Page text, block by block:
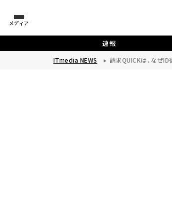
メディア
速報
ITmedia NEWS 請求QUICKは、なぜ